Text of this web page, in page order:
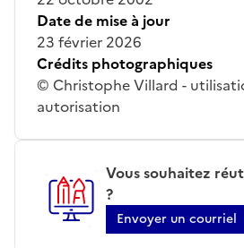
Date de mise à jour
23 février 2026
Crédits photographiques
© Christophe Villard -
autorisation
Vous souhaitez
?
Envoyer un courriel